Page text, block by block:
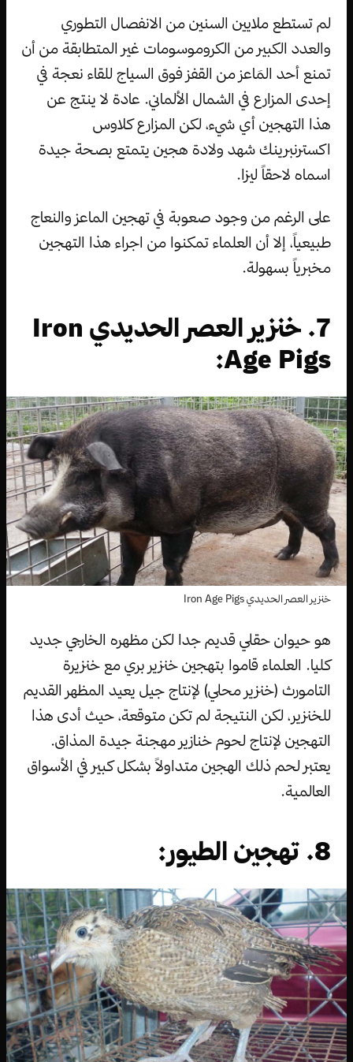
لم تستطع ملايين السنين من الانفصال التطوري
والعدد الكبير من الكروموسومات غير المتطابقة من أن
تمنع أحد المَاعز من القفز فوق السياج للقاء نعجة في
إحدى المزارع في الشمال الألماني. عادة لا ينتج عن
هذا التهجين أي شيء، لكن المزارع كلاوس
اكسترنبرينك شهد ولادة هجين يتمتع بصحة جيدة
اسماه لاحقاً ليزا.
على الرغم من وجود صعوبة في تهجين الماعز والنعاج
طبيعياً، إلا أن العلماء تمكنوا من اجراء هذا التهجين
مخبرياً بسهولة.
7. خنزير العصر الحديدي Iron
Age Pigs:
خنزير العصر الحديدي Iron Age Pigs
هو حيوان حقلي قديم جدا لكن مظهره الخارجي جديد
كليا. العلماء قاموا بتهجين خنزير بري مع خنزيرة
التامورث (خنزير محلي) لإنتاج جيل يعيد المظهر القديم
للخنزير، لكن النتيجة لم تكن متوقعة، حيث أدى هذا
التهجين لإنتاج لحوم خنازير مهجنة جيدة المذاق.
يعتبر لحم ذلك الهجين متداولاً بشكل كبير في الأسواق
العالمية.
8. تهجين الطيور: